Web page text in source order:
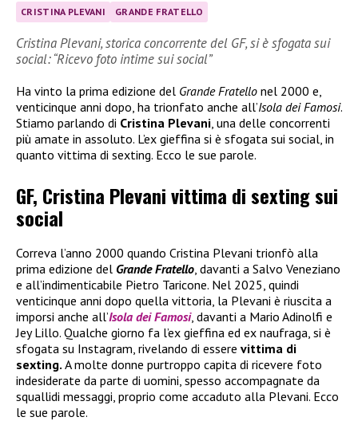
CRISTINA PLEVANI GRANDE FRATELLO
Cristina Plevani, storica concorrente del GF, si è sfogata sui
social: “Ricevo foto intime sui social”
Ha vinto la prima edizione del Grande Fratello nel 2000 e,
venticinque anni dopo, ha trionfato anche all’Isola dei Famosi.
Stiamo parlando di Cristina Plevani, una delle concorrenti
più amate in assoluto. L’ex gieffina si è sfogata sui social, in
quanto vittima di sexting. Ecco le sue parole.
GF, Cristina Plevani vittima di sexting sui
social
Correva l’anno 2000 quando Cristina Plevani trionfò alla
prima edizione del Grande Fratello , davanti a Salvo Veneziano
e all’indimenticabile Pietro Taricone. Nel 2025, quindi
venticinque anni dopo quella vittoria, la Plevani è riuscita a
imporsi anche all’Isola dei Famosi, davanti a Mario Adinolfi e
Jey Lillo. Qualche giorno fa l’ex gieffina ed ex naufraga, si è
sfogata su Instagram, rivelando di essere vittima di
sexting. A molte donne purtroppo capita di ricevere foto
indesiderate da parte di uomini, spesso accompagnate da
squallidi messaggi, proprio come accaduto alla Plevani. Ecco
le sue parole.